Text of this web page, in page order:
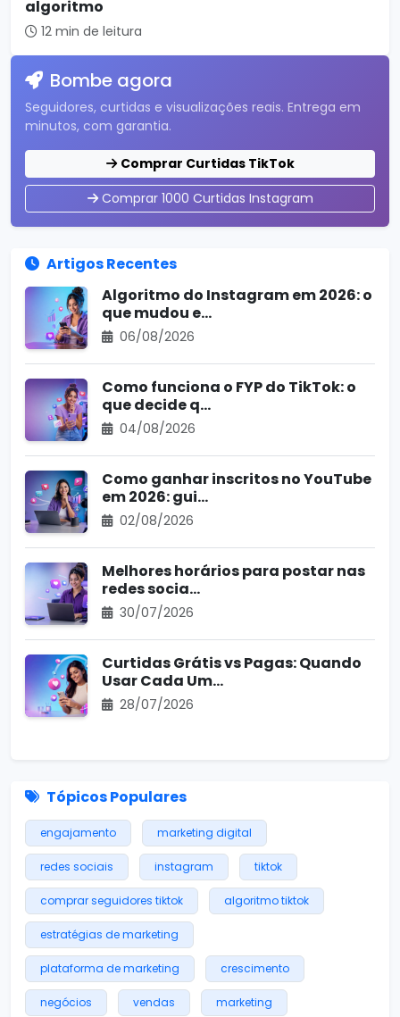
algoritmo
12 min de leitura
Bombe agora
Seguidores, curtidas e visualizações reais. Entrega em
minutos, com garantia.
Comprar Curtidas TikTok
Comprar 1000 Curtidas Instagram
Artigos Recentes
Algoritmo do Instagram em 2026: o
que mudou e...
06/08/2026
Como funciona o FYP do TikTok: o
que decide q...
04/08/2026
Como ganhar inscritos no YouTube
em 2026: gui...
02/08/2026
Melhores horários para postar nas
redes socia...
30/07/2026
Curtidas Grátis vs Pagas: Quando
Usar Cada Um...
28/07/2026
Tópicos Populares
engajamento marketing digital
redes sociais instagram tiktok
comprar seguidores tiktok algoritmo tiktok
estratégias de marketing
plataforma de marketing crescimento
negócios vendas marketing